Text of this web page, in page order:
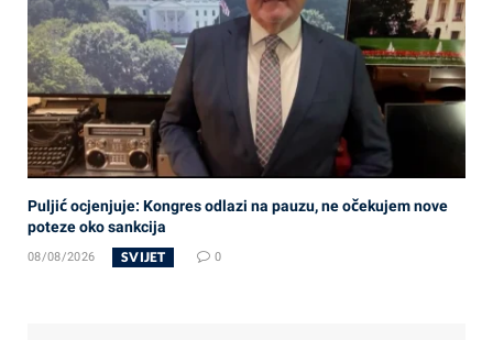
Puljić ocjenjuje: Kongres odlazi na pauzu, ne očekujem nove
poteze oko sankcija
08/08/2026 SVIJET 0